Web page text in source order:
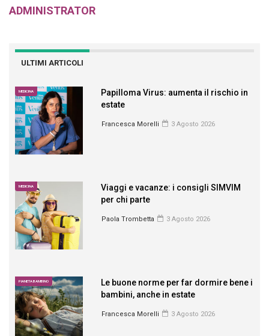
ADMINISTRATOR
ULTIMI ARTICOLI
MEDICINA
Papilloma Virus: aumenta il rischio in
estate
Francesca Morelli 3 Agosto 2026
MEDICINA
Viaggi e vacanze: i consigli SIMVIM
per chi parte
Paola Trombetta 3 Agosto 2026
PIANETA BAMBINO
Le buone norme per far dormire bene i
bambini, anche in estate
Francesca Morelli 3 Agosto 2026